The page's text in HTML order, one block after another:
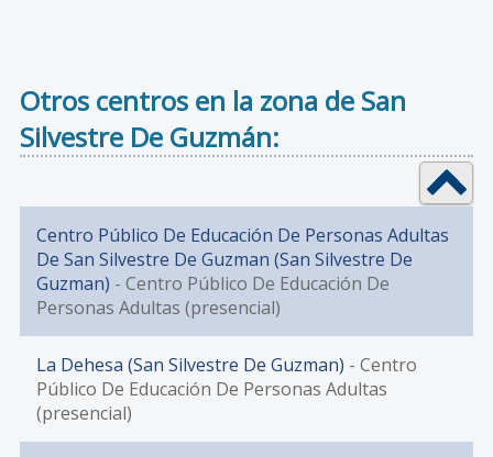
Otros centros en la zona de San
Silvestre De Guzmán:
Centro Público De Educación De Personas Adultas
De San Silvestre De Guzman (San Silvestre De
Guzman) - Centro Público De Educación De
Personas Adultas (presencial)
La Dehesa (San Silvestre De Guzman) - Centro
Público De Educación De Personas Adultas
(presencial)